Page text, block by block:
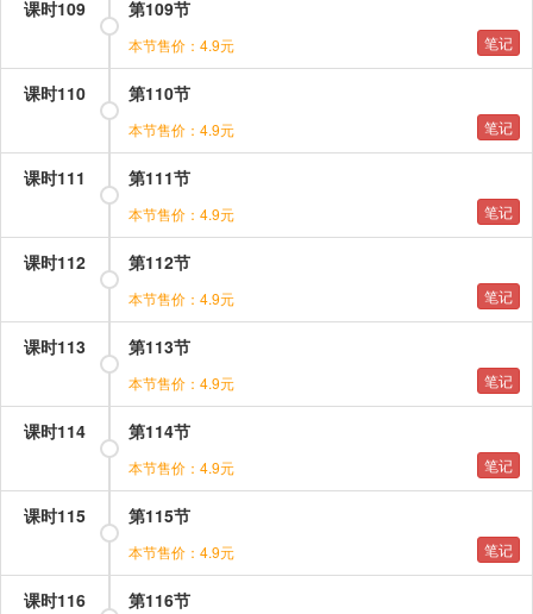
课时109 第109节
本节售价：4.9元 笔记
课时110 第110节
本节售价：4.9元 笔记
课时111 第111节
本节售价：4.9元 笔记
课时112 第112节
本节售价：4.9元 笔记
课时113 第113节
本节售价：4.9元 笔记
课时114 第114节
本节售价：4.9元 笔记
课时115 第115节
本节售价：4.9元 笔记
课时116 第116节